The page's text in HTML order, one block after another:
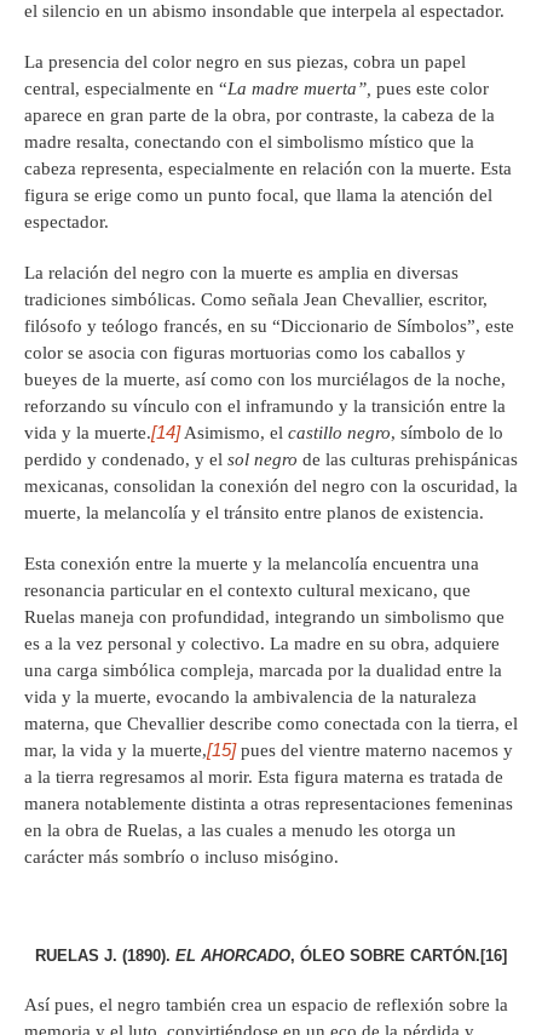
el silencio en un abismo insondable que interpela al espectador.
La presencia del color negro en sus piezas, cobra un papel
central, especialmente en “La madre muerta” pues este color
aparece en gran parte de la obra, por contraste, la cabeza de la
madre resalta, conectando con el simbolismo místico que la
cabeza representa, especialmente en relación con la muerte. Esta
figura se erige como un punto focal, que llama la atención del
espectador.
La relación del negro con la muerte es amplia en diversas
tradiciones simbólicas. Como señala Jean Chevallier, escritor,
filósofo y teólogo francés, en su “Diccionario de Símbolos”, este
color se asocia con figuras mortuorias como los caballos y
bueyes de la muerte, así como con los murciélagos de la noche,
reforzando su vínculo con el inframundo y la transición entre la
vida y la muerte.[14]Asimismo, el castillo negro, símbolo de lo
perdido y condenado, y el sol negro de las culturas prehispánicas
mexicanas, consolidan la conexión del negro con la oscuridad, la
muerte, la melancolía y el tránsito entre planos de existencia.
Esta conexión entre la muerte y la melancolía encuentra una
resonancia particular en el contexto cultural mexicano, que
Ruelas maneja con profundidad, integrando un simbolismo que
es a la vez personal y colectivo. La madre en su obra, adquiere
una carga simbólica compleja, marcada por la dualidad entre la
vida y la muerte, evocando la ambivalencia de la naturaleza
materna, que Chevallier describe como conectada con la tierra, el
mar, la vida y la muerte,[15]pues del vientre materno nacemos y
a la tierra regresamos al morir. Esta figura materna es tratada de
manera notablemente distinta a otras representaciones femeninas
en la obra de Ruelas, a las cuales a menudo les otorga un
carácter más sombrío o incluso misógino.
RUELAS J. (1890). EL AHORCADO, ÓLEO SOBRE CARTÓN. [16]
Así pues, el negro también crea un espacio de reflexión sobre la